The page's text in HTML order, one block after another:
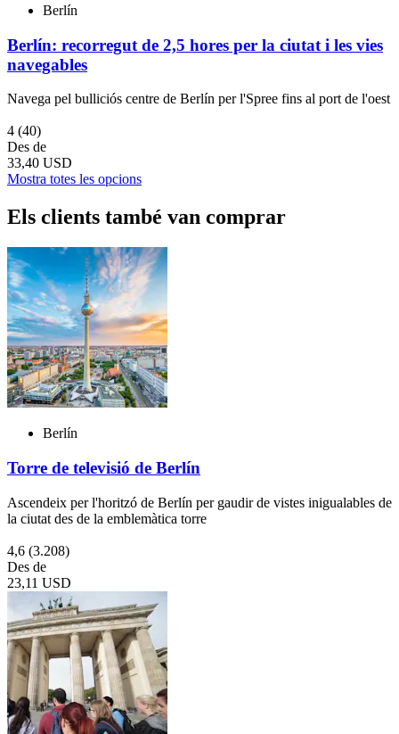
Berlín
Berlín: recorregut de 2,5 hores per la ciutat i les vies
navegables
Navega pel bulliciós centre de Berlín per l'Spree fins al port de l'oest
4 (40)
Des de
33,40 USD
Mostra totes les opcions
Els clients també van comprar
Berlín
Torre de televisió de Berlín
Ascendeix per l'horitzó de Berlín per gaudir de vistes inigualables de
la ciutat des de la emblemàtica torre
4,6 (3.208)
Des de
23,11 USD